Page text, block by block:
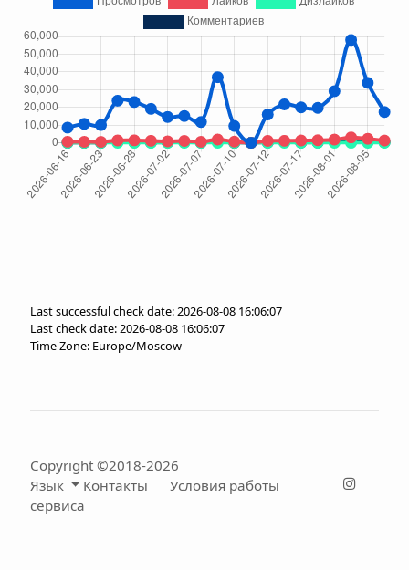
Last successful check date: 2026-08-08 16:06:07
Last check date: 2026-08-08 16:06:07
Time Zone: Europe/Moscow
Copyright ©2018-2026
Язык
Контакты
Условия работы
сервиса